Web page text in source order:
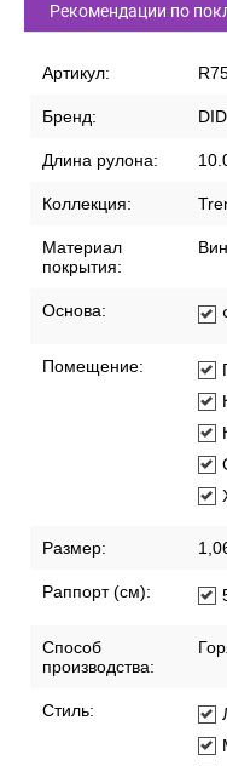
Рекомендации по
Артикул:
Бренд: DID
Длина рулона:
Коллекция:
Материал
покрытия:
Основа:
Помещение:
Размер:
Раппорт (см):
Способ
производства:
Стиль: